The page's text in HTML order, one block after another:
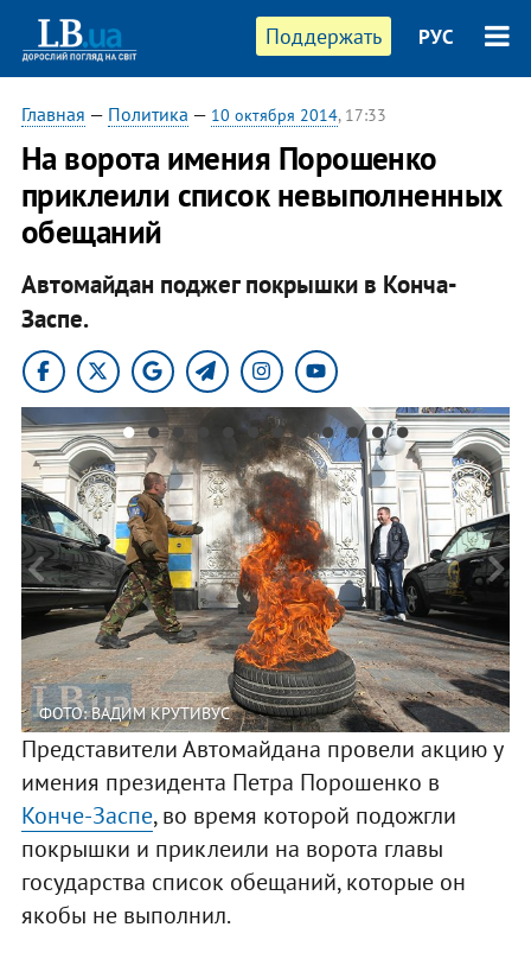
Поддержать РУС
Главная — Политика — 10 октября 2014, 17:33
На ворота имения Порошенко
приклеили список невыполненных
обещаний
Автомайдан поджег покрышки в Конча-
Заспе.
ФОТО: ВАДИМ КРУТИВУС
Представители Автомайдана провели акцию у
имения президента Петра Порошенко в
Конче-Заспе, во время которой подожгли
покрышки и приклеили на ворота главы
государства список обещаний, которые он
якобы не выполнил.